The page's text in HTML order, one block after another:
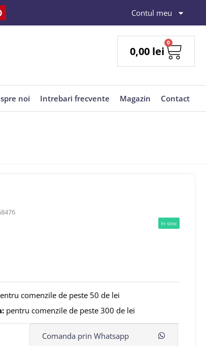
Contul meu
0,00 lei
0
noi Intrebari frecvente Magazin Contact
In stoc
comenzile de peste 50 de lei
pentru comenzile de peste 300 de lei
Comanda prin Whatsapp